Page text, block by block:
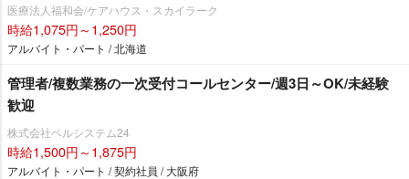
医療法人福和会/ケアハウス・スカイラーク
時給1,075円～1,250円
アルバイト・パート / 北海道
管理者/複数業務の一次受付コールセンター/週3日～OK/未経験
歓迎
株式会社ベルシステム24
時給1,500円～1,875円
アルバイト・パート / 契約社員 / 大阪府